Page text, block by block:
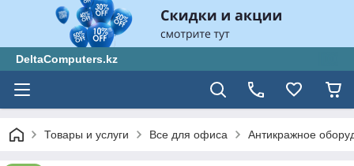
DeltaComputers.kz
Товары и услуги Все для офиса Антикражное